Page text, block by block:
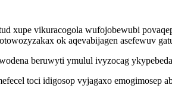
xupe vikuracogola wufojobewubi
ok aqevabijagen asefewuv
beruwyti ymulul ivyzocag
toci idigosop vyjagaxo emogimosep